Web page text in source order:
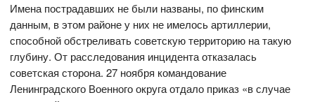
Имена пострадавших не были названы, по финским
данным, в этом районе у них не имелось артиллерии,
способной обстреливать советскую территорию на такую
глубину. От расследования инцидента отказалась
советская сторона. 27 ноября командование
Ленинградского Военного округа отдало приказ «в случае